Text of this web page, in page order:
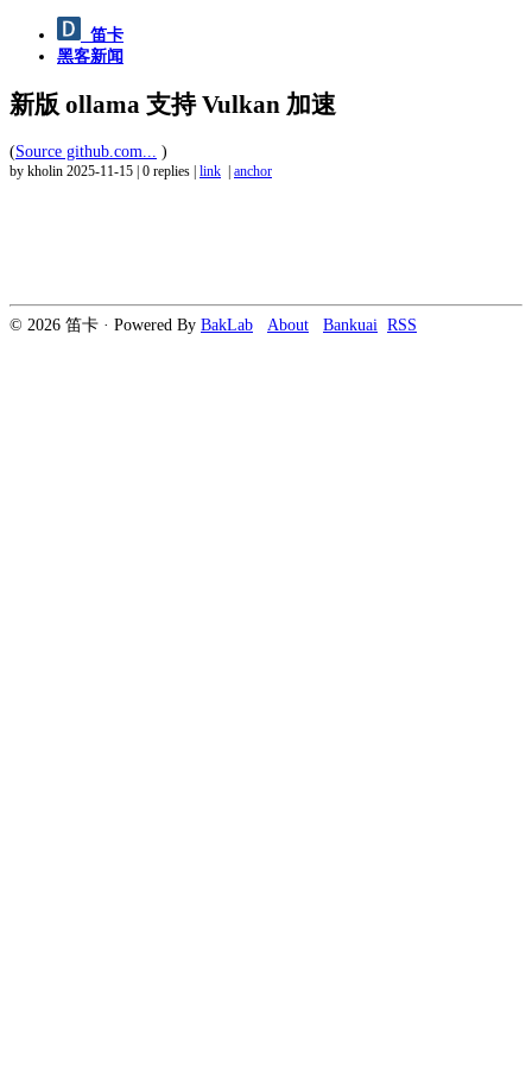
笛卡
黑客新闻
新版 ollama 支持 Vulkan 加速
(Source github.com... )
by kholin 2025-11-15 0 replies link anchor
© 2026 笛卡 · Powered By BakLab About Bankuai RSS